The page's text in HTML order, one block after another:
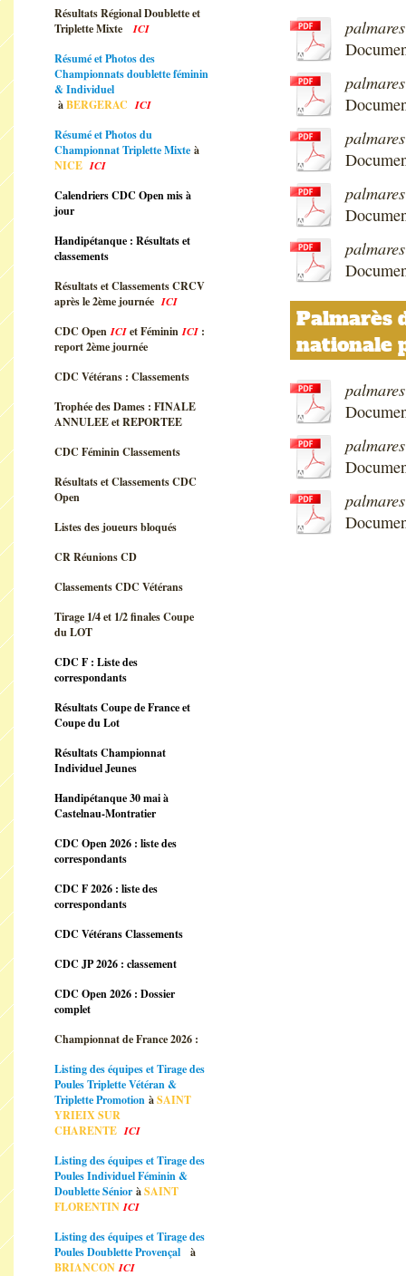
Résultats Régional Doublette et
Triplette Mixte
ICI
Résumé et Photos des
Championnats doublette féminin
& Individuel
àBERGERACICI
Résumé et Photos du
Championnat Triplette Mixte à
NICEICI
Calendriers CDC Open mis à
jour
Handipétanque : Résultats et
classements
Résultats et Classements CRCV
après le 2ème journée ICI
CDC OpenICIet FémininICI :
report 2ème journée
CDC Vétérans : Classements
Trophée des Dames : FINALE
ANNULEE et REPORTEE
CDC Féminin Classements
Résultats et Classements CDC
Open
Listes des joueurs bloqués
CR Réunions CD
Classements CDC Vétérans
Tirage 1/4 et 1/2 finales Coupe
du LOT
CDC F : Liste des
correspondants
Résultats Coupe de France et
Coupe du Lot
Résultats Championnat
Individuel Jeunes
Handipétanque 30 mai à
Castelnau-Montratier
CDC Open 2026 : liste des
correspondants
CDC F 2026 : liste des
correspondants
CDC Vétérans Classements
CDC JP 2026 : classement
CDC Open 2026 : Dossier
complet
Championnat de France 2026 :
Listing des équipes et Tirage des
Poules Triplette Vétéran &
Triplette Promotion àSAINT
YRIEIX SUR
CHARENTEICI
Listing des équipes et Tirage des
Poules Individuel Féminin &
Doublette Sénior àSAINT
FLORENTINICI
Listing des équipes et Tirage des
Poules Doublette Provençal
à
BRIANCONICI
Palmarès
nationale